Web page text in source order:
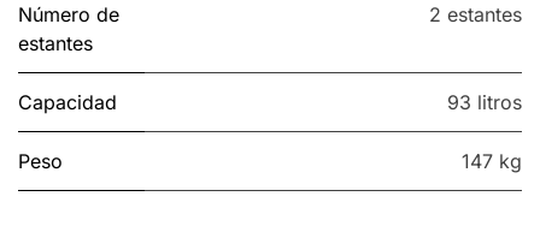
Número de
estantes
2 estantes
Capacidad 93 litros
Peso 147 kg